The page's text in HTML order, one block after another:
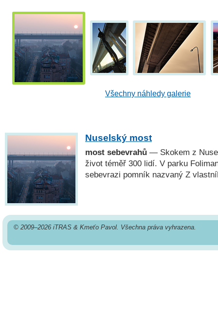
Všechny náhledy galerie
Nuselský most
most sebevrahů — Skokem z
život téměř 300 lidí. V parku
sebevrazi pomník nazvaný Z
© 2009–2026 iTRAS & Kmeťo Pavol. Všechna práva vyhrazena.